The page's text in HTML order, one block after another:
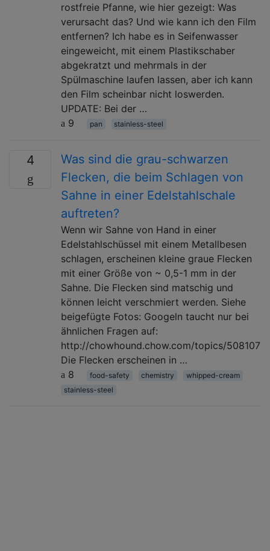
rostfreie Pfanne, wie hier gezeigt: Was
verursacht das? Und wie kann ich den Film
entfernen? Ich habe es in Seifenwasser
eingeweicht, mit einem Plastikschaber
abgekratzt und mehrmals in der
Spülmaschine laufen lassen, aber ich kann
den Film scheinbar nicht loswerden.
UPDATE: Bei der …
9
pan stainless-steel
4
Was sind die grau-schwarzen
Flecken, die beim Schlagen von
Sahne in einer Edelstahlschale
auftreten?
Wenn wir Sahne von Hand in einer
Edelstahlschüssel mit einem Metallbesen
schlagen, erscheinen kleine graue Flecken
mit einer Größe von ~ 0,5-1 mm in der
Sahne. Die Flecken sind matschig und
können leicht verschmiert werden. Siehe
beigefügte Fotos: Googeln taucht nur bei
ähnlichen Fragen auf:
http://chowhound.chow.com/topics/508107
Die Flecken erscheinen in …
8
food-safety chemistry
whipped-cream
stainless-steel